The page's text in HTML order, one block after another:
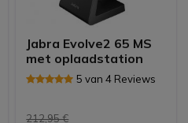
Jabra Evolve2 65 MS
met oplaadstation
5 van 4 Reviews
212,95 €